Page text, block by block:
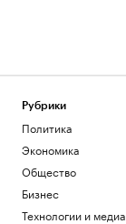
Рубрики
Политика
Экономика
Общество
Бизнес
Технологии и медиа